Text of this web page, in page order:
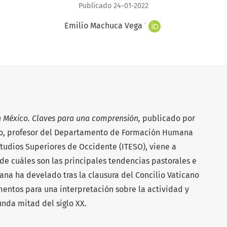
Publicado 24-01-2022
Emilio Machuca Vega +
Claves para una comprensión, publicado por
profesor del Departamento de Formación Humana
Superiores de Occidente (ITESO), viene a
cuáles son las principales tendencias pastorales e
ha develado tras la clausura del Concilio Vaticano
para una interpretación sobre la actividad y
mitad del siglo XX.